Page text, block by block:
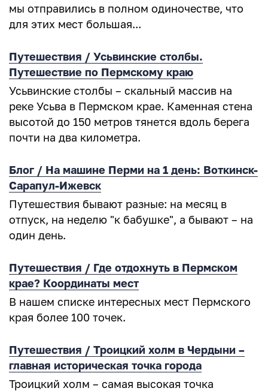
мы отправились в полном одиночестве, что
для этих мест большая...
Путешествия / Усьвинские столбы.
Путешествие по Пермскому краю
Усьвинские столбы – скальный массив на
реке Усьва в Пермском крае. Каменная стена
высотой до 150 метров тянется вдоль берега
почти на два километра.
Блог / На машине Перми на 1 день: Воткинск-
Сарапул-Ижевск
Путешествия бывают разные: на месяц в
отпуск, на неделю "к бабушке", а бывают – на
один день.
Путешествия / Где отдохнуть в Пермском
крае? Координаты мест
В нашем списке интересных мест Пермского
края более 100 точек.
Путешествия / Троицкий холм в Чердыни –
главная историческая точка города
Троицкий холм – самая высокая точка